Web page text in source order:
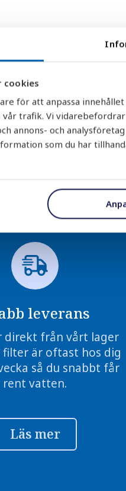
cookies
för att anpassa
vår trafik. Vi
annons- och
som du har
filtret.
oss för mer
leverans
direkt från vårt lager
är oftast hos dig
så du snabbt får
rent vatten.
Läs mer